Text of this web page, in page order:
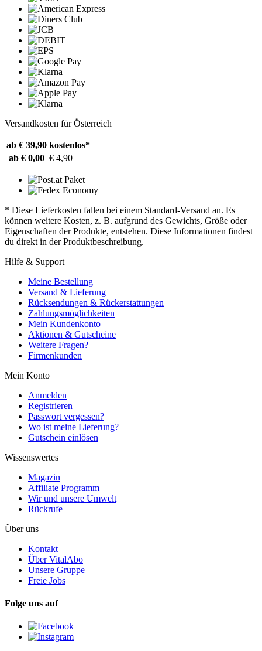
Versandkosten für Österreich
ab € 39,90 kostenlos*
ab € 0,00 € 4,90
* Diese Lieferkosten fallen bei einem Standard-Versand an. Es
können weitere Kosten, z. B. aufgrund des Gewichts, Größe oder
Eigenschaften der Produkte, entstehen. Diese Informationen findest
du direkt in der Produktbeschreibung.
Hilfe & Support
Meine Bestellung
Versand & Lieferung
Rücksendungen & Rückerstattungen
Zahlungsmöglichkeiten
Mein Kundenkonto
Aktionen & Gutscheine
Weitere Fragen?
Firmenkunden
Mein Konto
Anmelden
Registrieren
Passwort vergessen?
Wo ist meine Lieferung?
Gutschein einlösen
Wissenswertes
Magazin
Affiliate Programm
Wir und unsere Umwelt
Rückrufe
Über uns
Kontakt
Über VitalAbo
Unsere Gruppe
Freie Jobs
Folge uns auf